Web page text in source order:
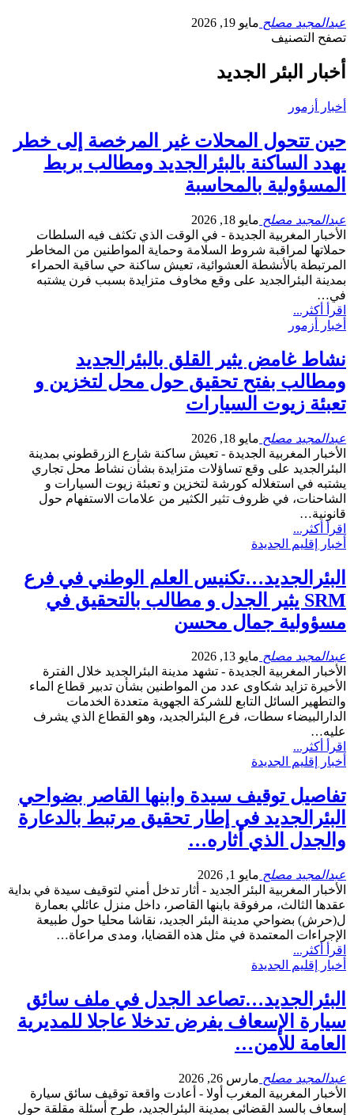
عبدالمجيد مصلح مايو 19, 2026
تصفح التصنيف
أخبار البئر الجديد
أخبار أزمور
حين تتحول المحلات غير المرخصة إلى خطر
يهدد الساكنة بالبئرالجديد ومطالب بربط
المسؤولية بالمحاسبة
عبدالمجيد مصلح مايو 18, 2026
الأخبار المغربية الجديدة - في الوقت الذي تكثف فيه السلطات
حملاتها لمراقبة شروط السلامة وحماية المواطنين من المخاطر
المرتبطة بالأنشطة العشوائية، تعيش ساكنة حي ساقية الحمراء
بمدينة البئرالجديد على وقع مخاوف متزايدة بسبب فرن يشتبه
في…
اقرأ أكثر...
أخبار أزمور
نشاط غامض يثير القلق بالبئرالجديد
ومطالب بفتح تحقيق حول محل لتخزين و
تعبئة زيوت السيارات
عبدالمجيد مصلح مايو 18, 2026
الأخبار المغربية الجديدة - تعيش ساكنة شارع الزرقطوني بمدينة
البئرالجديد على وقع تساؤلات متزايدة بشأن نشاط محل تجاري
يشتبه في استغلاله كورشة لتخزين و تعبئة زيوت السيارات و
الشاحنات، في ظروف تثير الكثير من علامات الاستفهام حول
قانونية…
اقرأ أكثر...
أخبار إقليم الجديدة
البئرالجديد…تكنيس العلم الوطني في فرع
SRM يثير الجدل و مطالب بالتحقيق في
مسؤولية جمال محسن
عبدالمجيد مصلح مايو 13, 2026
الأخبار المغربية الجديدة - تشهد مدينة البئرالجديد خلال الفترة
الأخيرة تزايد شكاوى عدد من المواطنين بشأن تدبير قطاع الماء
والتطهير السائل التابع للشركة الجهوية متعددة الخدمات
الدارالبيضاء سطات، فرع البئرالجديد، وهو القطاع الذي يشرف
عليه…
اقرأ أكثر...
أخبار إقليم الجديدة
تفاصيل توقيف سيدة وابنها القاصر بضواحي
البئرالجديد في إطار تحقيق مرتبط بالدعارة
والجدل الذي أثاره…
عبدالمجيد مصلح مايو 1, 2026
الأخبار المغربية البئر الجديد - أثار تدخل أمني لتوقيف سيدة في بداية
عقدها الثالث، مرفوقة بابنها القاصر، داخل منزل عائلي بعمارة
ل(حرش) بضواحي مدينة البئر الجديد، نقاشا محليا حول طبيعة
الإجراءات المعتمدة في مثل هذه القضايا، ومدى مراعاة…
اقرأ أكثر...
أخبار إقليم الجديدة
البئرالجديد…تصاعد الجدل في ملف سائق
سيارة الإسعاف يفرض تدخلا عاجلا للمديرية
العامة للأمن…
عبدالمجيد مصلح مارس 26, 2026
الأخبار المغربية المغرب أولا - أعادت واقعة توقيف سائق سيارة
إسعاف بالسد القضائي بمدينة البئرالجديد، طرح أسئلة مقلقة حول